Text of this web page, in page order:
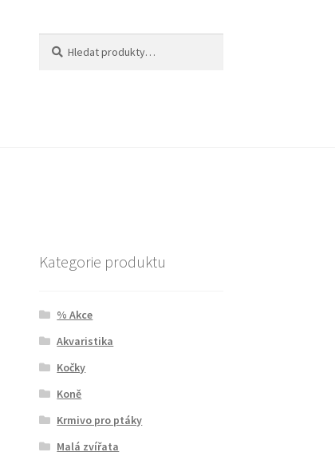
Kategorie produktu
% Akce
Akvaristika
Kočky
Koně
Krmivo pro ptáky
Malá zvířata